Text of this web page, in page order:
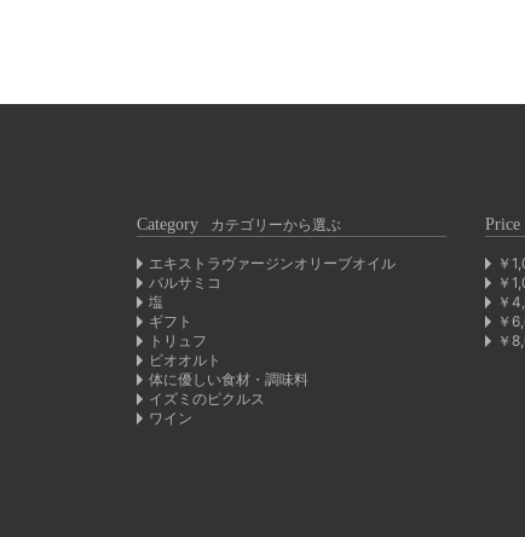
Category カテゴリーから選ぶ
エキストラヴァージンオリーブオイル
バルサミコ
塩
ギフト
トリュフ
ビオオルト
体に優しい食材・調味料
イズミのピクルス
ワイン
Price
￥
￥
￥
￥
￥